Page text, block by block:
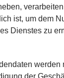
ist, um dem
Dienstes zu
werden
der